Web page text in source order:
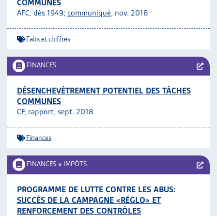
COMMUNES
AFC, dès 1949; communiqué, nov. 2018
Faits et chiffres
FINANCES
DÉSENCHEVÊTREMENT POTENTIEL DES TÂCHES
COMMUNES
CF, rapport, sept. 2018
Finances
FINANCES » IMPÔTS
PROGRAMME DE LUTTE CONTRE LES ABUS:
SUCCÈS DE LA CAMPAGNE «RÉGLO» ET
RENFORCEMENT DES CONTRÔLES